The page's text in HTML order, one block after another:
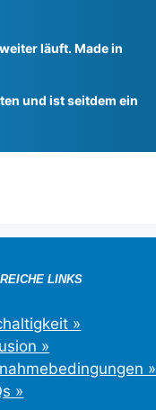
läuft. Made in
und ist seitdem ein
LINKS
»
»
»
»